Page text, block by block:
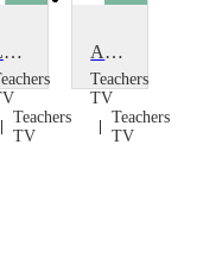
Love 'Em or Loathe 'Em
Teachers
TV
Ancient Greece: Planning a Scheme of Work
Teachers
TV
Teachers
TV